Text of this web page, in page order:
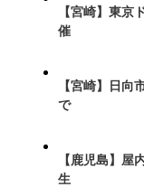
【宮崎】東京
催
【宮崎】日向
で
【鹿児島】屋
生